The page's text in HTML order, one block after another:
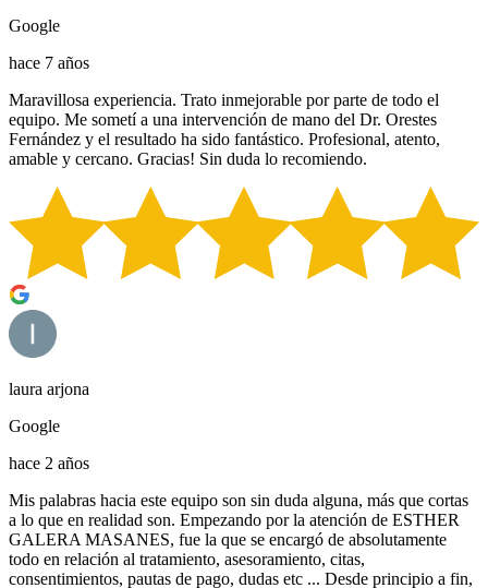
Google
hace 7 años
Maravillosa experiencia. Trato inmejorable por parte de todo el
equipo. Me sometí a una intervención de mano del Dr. Orestes
Fernández y el resultado ha sido fantástico. Profesional, atento,
amable y cercano. Gracias! Sin duda lo recomiendo.
laura arjona
Google
hace 2 años
Mis palabras hacia este equipo son sin duda alguna, más que cortas
a lo que en realidad son. Empezando por la atención de ESTHER
GALERA MASANES, fue la que se encargó de absolutamente
todo en relación al tratamiento, asesoramiento, citas,
consentimientos, pautas de pago, dudas etc ... Desde principio a fin,